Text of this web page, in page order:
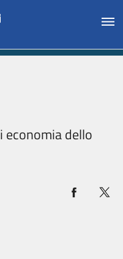
economia dello